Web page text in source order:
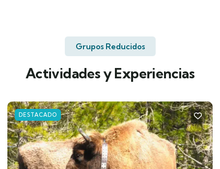
Grupos Reducidos
Actividades y Experiencias
DESTACADO